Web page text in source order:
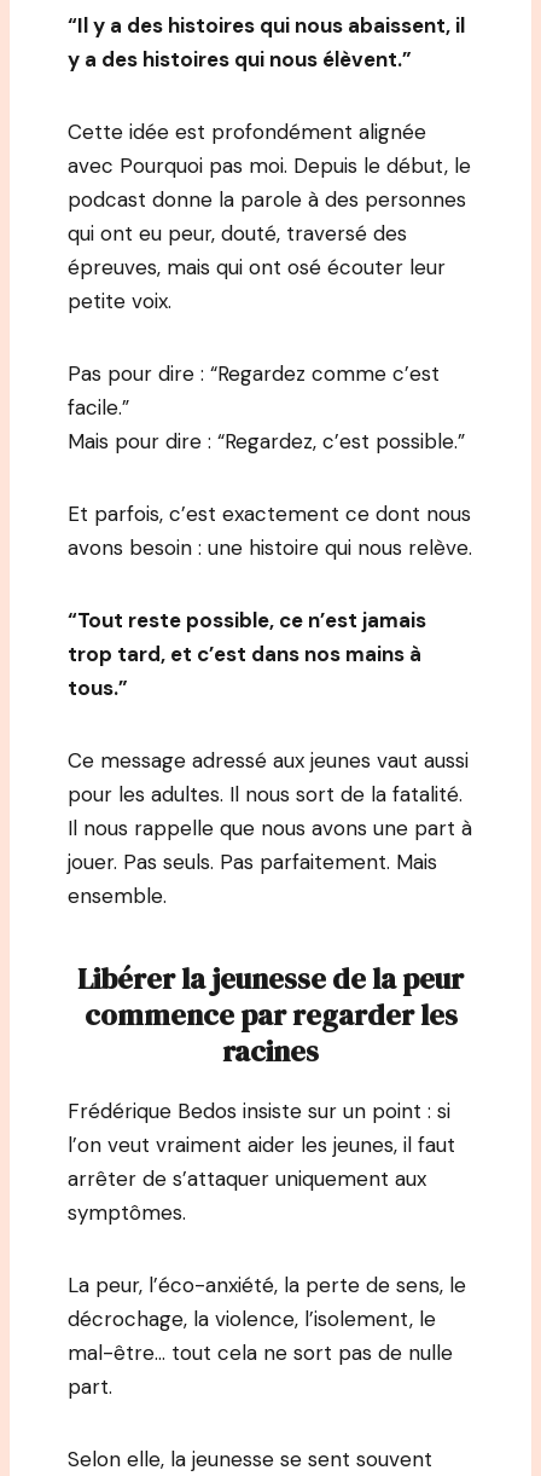
“Il y a des histoires qui nous abaissent, il
y a des histoires qui nous élèvent.”
Cette idée est profondément alignée
avec Pourquoi pas moi. Depuis le début, le
podcast donne la parole à des personnes
qui ont eu peur, douté, traversé des
épreuves, mais qui ont osé écouter leur
petite voix.
Pas pour dire : “Regardez comme c’est
facile.”
Mais pour dire : “Regardez, c’est possible.”
Et parfois, c’est exactement ce dont nous
avons besoin : une histoire qui nous relève.
“Tout reste possible, ce n’est jamais
trop tard, et c’est dans nos mains à
tous.”
Ce message adressé aux jeunes vaut aussi
pour les adultes. Il nous sort de la fatalité.
Il nous rappelle que nous avons une part à
jouer. Pas seuls. Pas parfaitement. Mais
ensemble.
Libérer la jeunesse de la peur
commence par regarder les
racines
Frédérique Bedos insiste sur un point : si
l’on veut vraiment aider les jeunes, il faut
arrêter de s’attaquer uniquement aux
symptômes.
La peur, l’éco-anxiété, la perte de sens, le
décrochage, la violence, l’isolement, le
mal-être… tout cela ne sort pas de nulle
part.
Selon elle, la jeunesse se sent souvent